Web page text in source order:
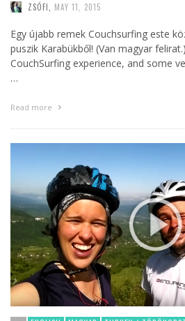
ZSÓFI, MAY 11, 2015
Egy újabb remek Couchsurfing este
puszik Karabükből! (Van magyar
CouchSurfing experience, and some
…
Read more